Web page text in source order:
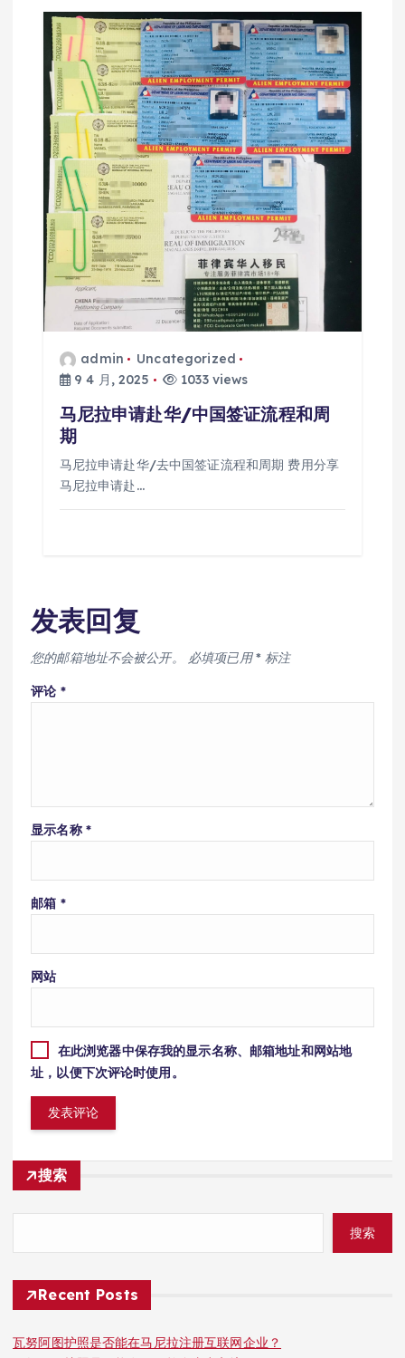
admin
Uncategorized
9 4 月, 2025
1033 views
马尼拉申请赴华/中国签证流程和周
期
马尼拉申请赴华/去中国签证流程和周期 费用分享
马尼拉申请赴…
发表回复
您的邮箱地址不会被公开。 必填项已用* 标注
评论 *
显示名称 *
邮箱 *
网站
在此浏览器中保存我的显示名称、邮箱地址和网站地
址，以便下次评论时使用。
搜索
搜索
Recent Posts
瓦努阿图护照是否能在马尼拉注册互联网企业？